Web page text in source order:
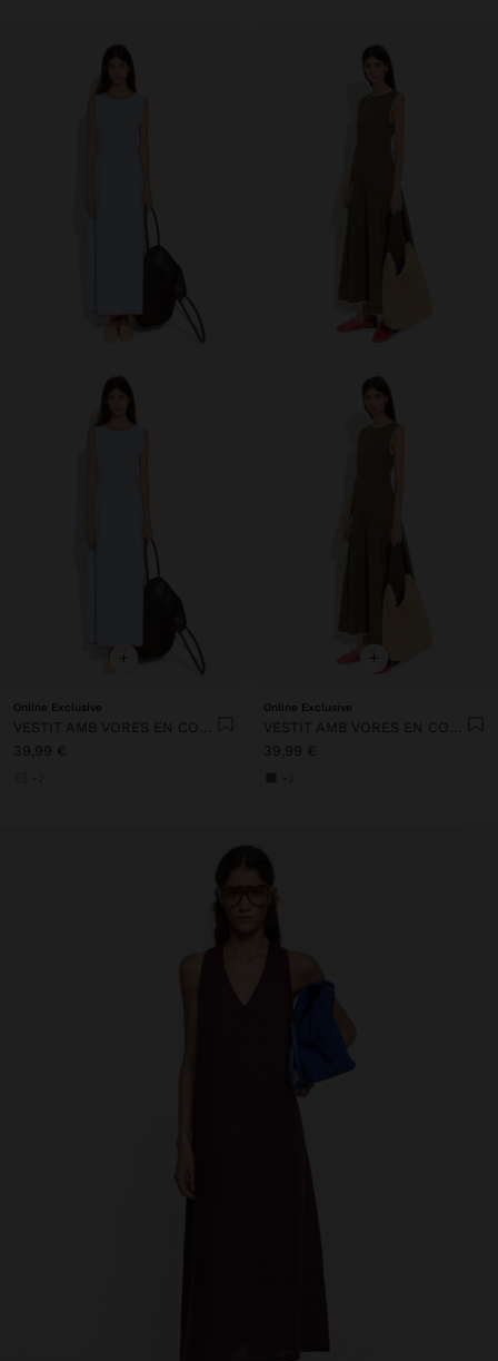
+
Online Exclusive
VESTIT AMB VORES EN CONTRAST 100% LIOCEL
39,99 €
+
Online Exclusive
VESTIT AMB VORES EN CONTRAST 100% LIOCEL
39,99 €